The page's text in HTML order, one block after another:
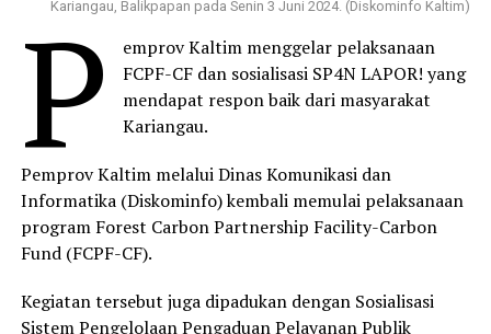
Kariangau, Balikpapan pada Senin 3 Juni 2024. (Diskominfo Kaltim)
P
emprov Kaltim menggelar pelaksanaan
FCPF-CF dan sosialisasi SP4N LAPOR! yang
mendapat respon baik dari masyarakat
Kariangau.
Pemprov Kaltim melalui Dinas Komunikasi dan
Informatika (Diskominfo) kembali memulai pelaksanaan
program Forest Carbon Partnership Facility-Carbon
Fund (FCPF-CF).
Kegiatan tersebut juga dipadukan dengan Sosialisasi
Sistem Pengelolaan Pengaduan Pelayanan Publik